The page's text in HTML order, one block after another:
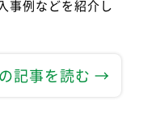
事例などを紹介し
記事を読む →